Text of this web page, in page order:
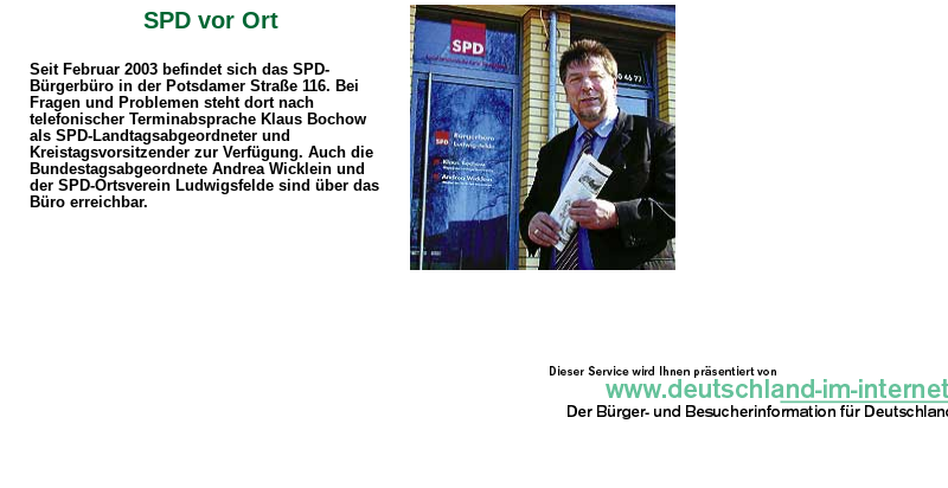
SPD vor Ort
Seit Februar 2003 befindet sich das SPD-
Bürgerbüro in der Potsdamer Straße 116. Bei
Fragen und Problemen steht dort nach
telefonischer Terminabsprache Klaus Bochow
als SPD-Landtagsabgeordneter und
Kreistagsvorsitzender zur Verfügung. Auch die
Bundestagsabgeordnete Andrea Wicklein und
der SPD-Ortsverein Ludwigsfelde sind über das
Büro erreichbar.